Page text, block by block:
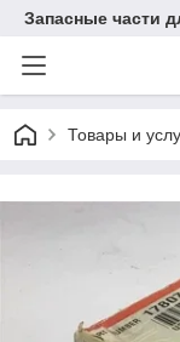
Запасные части
Товары и